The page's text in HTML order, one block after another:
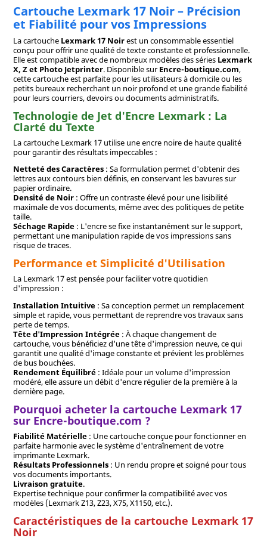
Cartouche Lexmark 17 Noir – Précision
et Fiabilité pour vos Impressions
La cartouche Lexmark 17 Noirest un consommable essentiel
conçu pour offrir une qualité de texte constante et professionnelle.
Elle est compatible avec de nombreux modèles des séries Lexmark
X, Z et Photo Jetprinter. Disponible surEncre-boutique.com,
cette cartouche est parfaite pour les utilisateurs à domicile ou les
petits bureaux recherchant un noir profond et une grande fiabilité
pour leurs courriers, devoirs ou documents administratifs.
Technologie de Jet d'Encre Lexmark : La
Clarté du Texte
La cartouche Lexmark 17 utilise une encre noire de haute qualité
pour garantir des résultats impeccables :
Netteté des Caractères: Sa formulation permet d'obtenir des
lettres aux contours bien définis, en conservant les bavures sur
papier ordinaire.
Densité de Noir: Offre un contraste élevé pour une lisibilité
maximale de vos documents, même avec des politiques de petite
taille.
Séchage Rapide: L'encre se fixe instantanément sur le support,
permettant une manipulation rapide de vos impressions sans
risque de traces.
Performance et Simplicité d'Utilisation
La Lexmark 17 est pensée pour faciliter votre quotidien
d'impression :
Installation Intuitive: Sa conception permet un remplacement
simple et rapide, vous permettant de reprendre vos travaux sans
perte de temps.
Tête d'Impression Intégrée: À chaque changement de
cartouche, vous bénéficiez d'une tête d'impression neuve, ce qui
garantit une qualité d'image constante et prévient les problèmes
de bus bouchées.
Rendement Équilibré: Idéale pour un volume d'impression
modéré, elle assure un débit d'encre régulier de la première à la
dernière page.
Pourquoi acheter la cartouche Lexmark 17
sur Encre-boutique.com ?
Fiabilité Matérielle: Une cartouche conçue pour fonctionner en
parfaite harmonie avec le système d'entraînement de votre
imprimante Lexmark.
Résultats Professionnels: Un rendu propre et soigné pour tous
vos documents importants.
Livraison gratuite.
Expertise technique pour confirmer la compatibilité avec vos
modèles (Lexmark Z13, Z23, X75, X1150, etc.).
Caractéristiques de la cartouche Lexmark 17
Noir